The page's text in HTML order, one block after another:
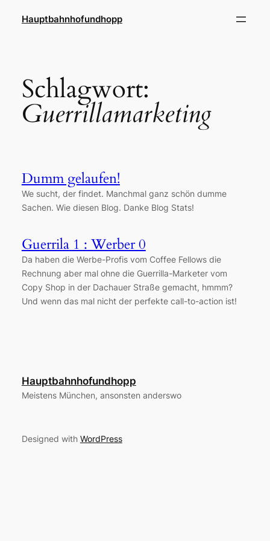
InhaltHauptbahnhofundhopp
Schlagwort:
Guerrillamarketing
Dumm gelaufen!
We sucht, der findet. Manchmal ganz schön dumme
Sachen. Wie diesen Blog. Danke Blog Stats!
Guerrila 1 : Werber 0
Da haben die Werbe-Profis vom Coffee Fellows die
Rechnung aber mal ohne die Guerrilla-Marketer vom
Copy Shop in der Dachauer Straße gemacht, hmmm?
Und wenn das mal nicht der perfekte call-to-action ist!
Hauptbahnhofundhopp
Meistens München, ansonsten anderswo
Designed with WordPress